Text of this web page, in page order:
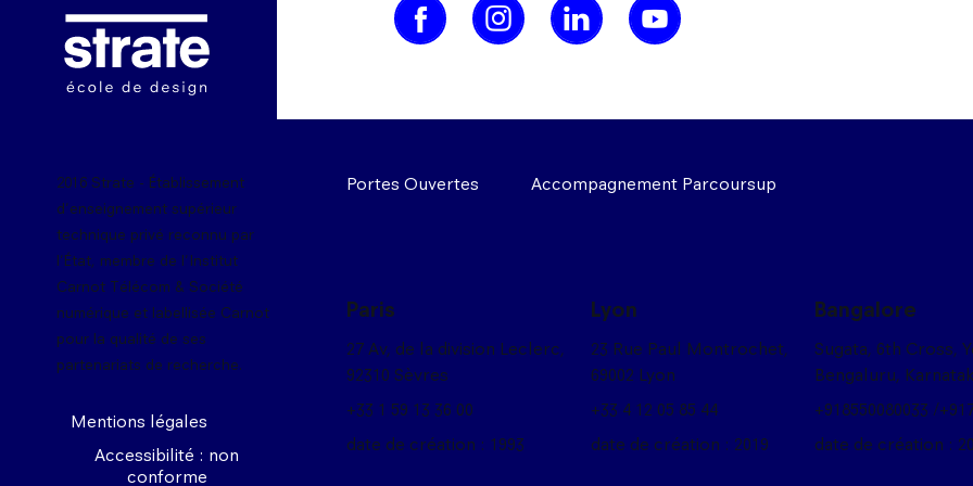
Image
2016 Strate - Établissement
d'enseignement supérieur
technique privé reconnu par
l'État, membre de l'Institut
Carnot Télécom & Société
numérique et labellisée Carnot
pour la qualité de ses
partenariats de recherche.
Mentions légales
Accessibilité : non
conforme
Portes Ouvertes Accompagnement Parcoursup
Paris
27 Av, de la division Leclerc,
92310 Sèvres
+33 1 59 13 36 00
date de création : 1993
Lyon
23 Rue Paul Montrochet,
69002 Lyon
+33 4 12 05 85 44
date de création : 2019
Bangalore
Sugata, 6th Cross,
Bengaluru,
+918550080033 /
date de création :